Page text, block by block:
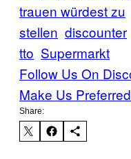
trauen würdest zu
stellen discounter
tto Supermarkt
Follow Us On
Make Us
Share: